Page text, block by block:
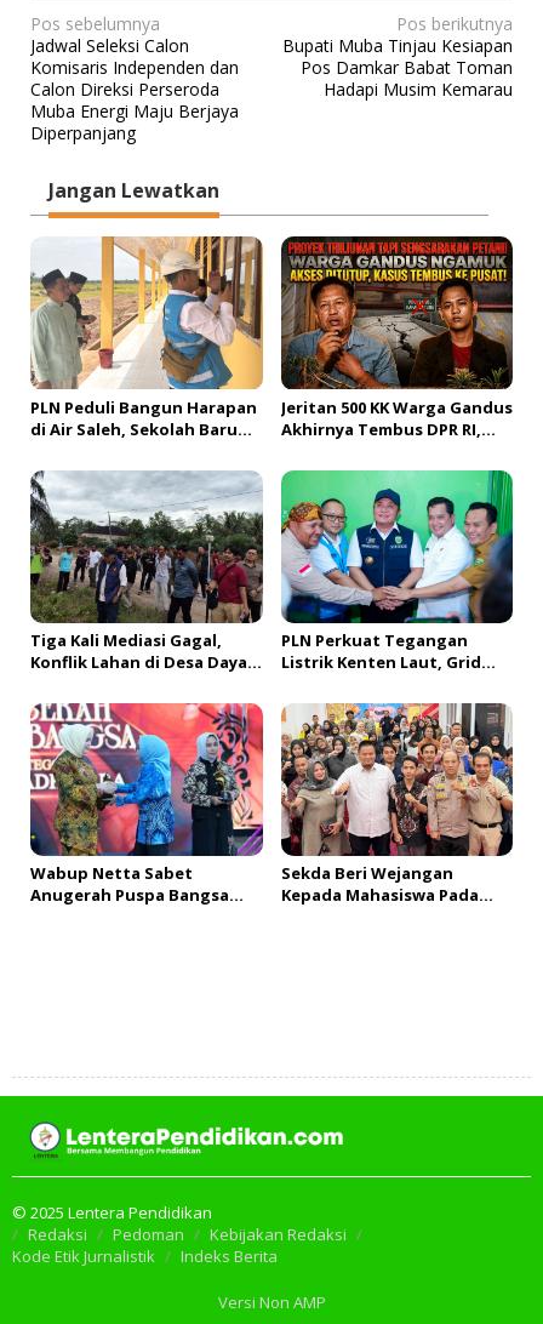
N
a
v
i
g
a
s
i
p
o
s
Pos sebelumnya
Jadwal Seleksi Calon
Komisaris Independen dan
Calon Direksi Perseroda
Muba Energi Maju Berjaya
Diperpanjang
Pos berikutnya
Bupati Muba Tinjau Kesiapan
Pos Damkar Babat Toman
Hadapi Musim Kemarau
Jangan Lewatkan
PLN Peduli Bangun Harapan
di Air Saleh, Sekolah Baru
bagi Generasi Muda
Banyuasin
Jeritan 500 KK Warga Gandus
Akhirnya Tembus DPR RI,
Dibangun?!
Tiga Kali Mediasi Gagal,
Konflik Lahan di Desa Daya
Sorotan Aparat dan BPN
PLN Perkuat Tegangan
Listrik Kenten Laut, Grid
Dukung Aktivitas Warga
dan Ekonomi Lokal
Wabup Netta Sabet
Anugerah Puspa Bangsa
Sekda Beri Wejangan
Kepada Mahasiswa Pada
© 2025 Lentera Pendidikan
Redaksi
Pedoman
Kebijakan Redaksi
Kode Etik Jurnalistik
Indeks Berita
Versi Non AMP